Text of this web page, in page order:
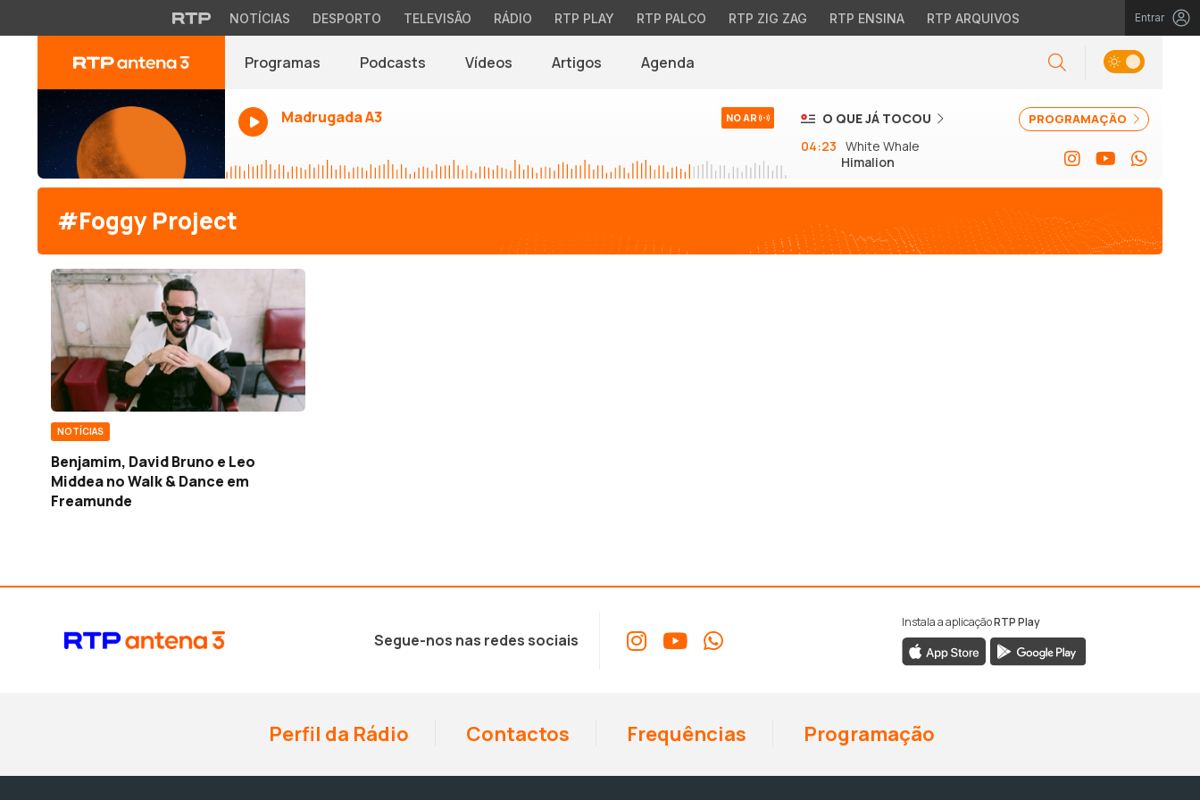
NOTÍCIAS DESPORTO TELEVISÃO RÁDIO RTP PLAY RTP PALCO RTP ZIG ZAG RTP ENSINA RTP ARQUIVOS Entrar
Programas Podcasts Vídeos Artigos Agenda
Madrugada A3 NO AR PROGRAMAÇÃO
O QUE JÁ TOCOU
04:23 White Whale
Himalion
#Foggy Project
NOTÍCIAS
Benjamim, David Bruno e Leo
Middea no Walk & Dance em
Freamunde
Segue-nos nas redes sociais
Instala a aplicaçãoRTP Play
Perfil da Rádio Contactos Frequências Programação